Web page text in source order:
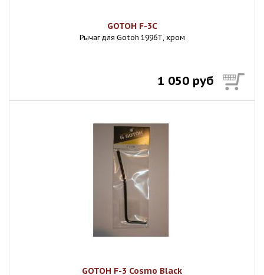
GOTOH F-3C
Рычаг для Gotoh 1996Т, хром
1 050 руб
GOTOH F-3 Cosmo Black